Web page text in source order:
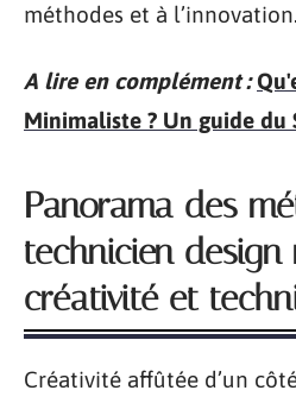
méthodes et à l’innovation.
A lire en complément :
Minimaliste ? Un guide
Panorama des
technicien
créativité et
Créativité affûtée d’un